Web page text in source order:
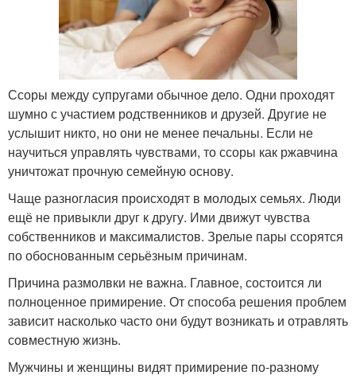
Ссоры между супругами обычное дело. Одни проходят
шумно с участием родственников и друзей. Другие не
услышит никто, но они не менее печальны. Если не
научиться управлять чувствами, то ссоры как ржавчина
уничтожат прочную семейную основу.
Чаще разногласия происходят в молодых семьях. Люди
ещё не привыкли друг к другу. Ими движут чувства
собственников и максималистов. Зрелые пары ссорятся
по обоснованным серьёзным причинам.
Причина размолвки не важна. Главное, состоится ли
полноценное примирение. От способа решения проблем
зависит насколько часто они будут возникать и отравлять
совместную жизнь.
Мужчины и женщины видят примирение по-разному